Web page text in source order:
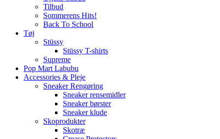
Tilbud
Sommerens Hits!
Back To School
Tøj
Stüssy
Stüssy T-shirts
Supreme
Pop Mart Labubu
Accessories & Pleje
Sneaker Rengøring
Sneaker rensemidler
Sneaker børster
Sneaker klude
Skoprodukter
Skotræ